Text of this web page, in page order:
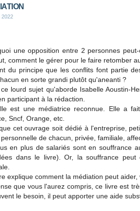
2022
une opposition entre 2 personnes
comment le gérer pour le faire retomber
du principe que les conflits font partie
en sorte grandi plutôt qu'aneanti ?
lourd sujet qu'aborde Isabelle Aoustin-
participant à la rédaction.
est une médiatrice reconnue. Elle a
Sncf, Orange, etc.
cet ouvrage soit dédié à l'entreprise,
de chacun, privée, familiale,
en plus de salariés sont en souffrance
dans le livre). Or, la souffrance
explique comment la médiation peut
que vous l'aurez compris, ce livre est
le besoin, il peut apporter une aide